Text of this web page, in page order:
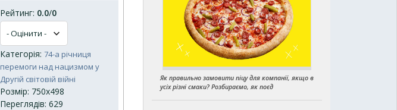
Рейтинг: 0.0/0
Категорія:74-а річниця
перемоги над нацизмом у
Другій світовій війні
Розмір: 750x498
Переглядів: 629
Як правильно замовити піцу для компанії, якщо в
усіх різні смаки? Розбираємо, як поєд